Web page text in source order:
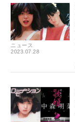
ニュース
2023.07.28